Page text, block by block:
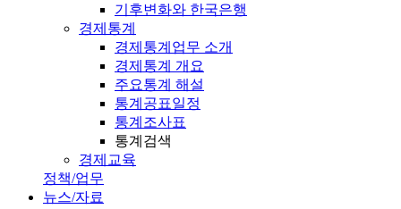
기후변화와 한국은행
경제통계
경제통계업무 소개
경제통계 개요
주요통계 해설
통계공표일정
통계조사표
통계검색
경제교육
정책/업무
뉴스/자료